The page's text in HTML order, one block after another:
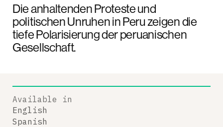
Die anhaltenden Proteste und
politischen Unruhen in Peru zeigen die
tiefe Polarisierung der peruanischen
Gesellschaft.
Available in
English
Spanish